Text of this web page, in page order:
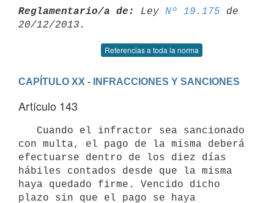
Reglamentario/a de: Ley Nº 19.175 de
Referencias a toda la norma
CAPÍTULO XX - INFRACCIONES Y SANCIONES
Artículo 143
con multa, el pago de la misma deberá
efectuarse dentro de los diez días
hábiles contados desde que la misma
haya quedado firme. Vencido dicho
plazo sin que el pago se haya